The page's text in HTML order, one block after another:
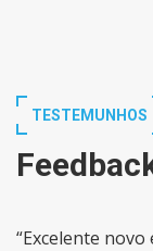
TESTEMUNHOS
“Excelente